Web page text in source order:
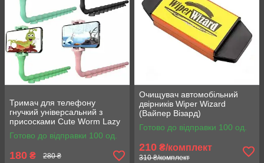
Тримач для телефону
гнучкий універсальний з
присосками Cute Worm Lazy
Holder
Готово до відправки 100 од.
180 ₴ 280 ₴
Очищувач автомобільний
двірників Wiper Wizard
(Вайпер Візард)
Готово до відправки 100 од.
210 ₴/комплект
310 ₴/комплект